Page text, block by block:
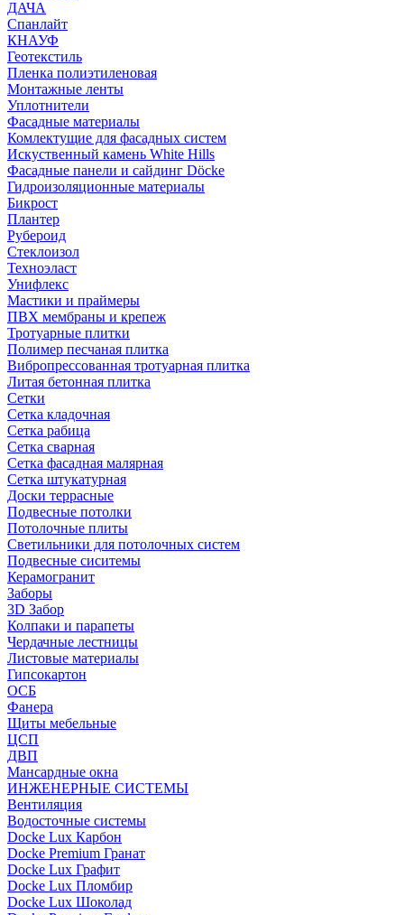
ДАЧА
Спанлайт
КНАУФ
Геотекстиль
Пленка полиэтиленовая
Монтажные ленты
Уплотнители
Фасадные материалы
Комлектущие для фасадных систем
Искуственный камень White Hills
Фасадные панели и сайдинг Döcke
Гидроизоляционные материалы
Бикрост
Плантер
Рубероид
Стеклоизол
Техноэласт
Унифлекс
Мастики и праймеры
ПВХ мембраны и крепеж
Тротуарные плитки
Полимер песчаная плитка
Вибропрессованная тротуарная плитка
Литая бетонная плитка
Сетки
Сетка кладочная
Сетка рабица
Сетка сварная
Сетка фасадная малярная
Сетка штукатурная
Доски террасные
Подвесные потолки
Потолочные плиты
Светильники для потолочных систем
Подвесные сиситемы
Керамогранит
Заборы
3D Забор
Колпаки и парапеты
Чердачные лестницы
Листовые материалы
Гипсокартон
ОСБ
Фанера
Щиты мебельные
ЦСП
ДВП
Мансардные окна
ИНЖЕНЕРНЫЕ СИСТЕМЫ
Вентиляция
Водосточные системы
Docke Lux Карбон
Docke Premium Гранат
Docke Lux Графит
Docke Lux Пломбир
Docke Lux Шоколад